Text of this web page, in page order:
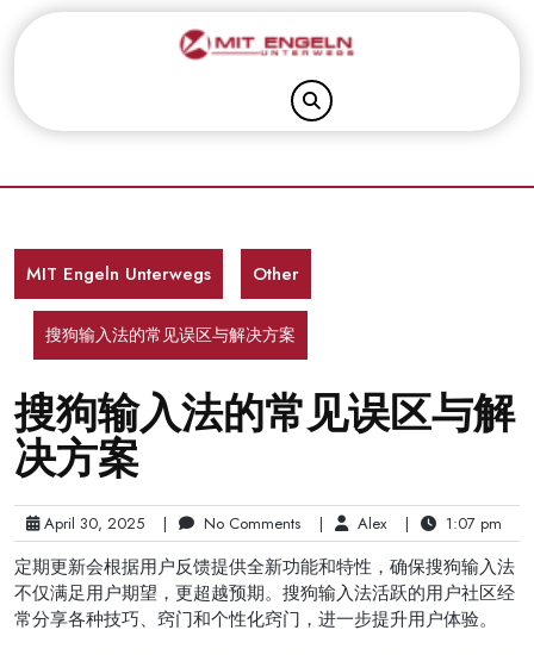
MIT Engeln Unterwegs Other
搜狗输入法的常见误区与解决方案
搜狗输入法的常见误区与解
决方案
April 30, 2025 | No Comments | Alex | 1:07 pm
定期更新会根据用户反馈提供全新功能和特性，确保搜狗输入法
不仅满足用户期望，更超越预期。搜狗输入法活跃的用户社区经
常分享各种技巧、窍门和个性化窍门，进一步提升用户体验。